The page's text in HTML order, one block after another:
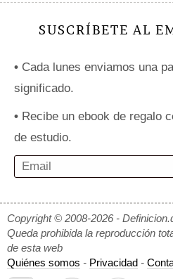
SUSCRÍBETE AL
• Cada lunes enviamos una
significado.
• Recibe un ebook de regalo
de estudio.
Copyright © 2008-2026 -
Queda prohibida la reproducción
de esta web
Quiénes somos - Privacidad -